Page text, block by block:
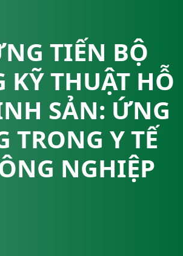
TIẾN BỘ
KỸ THUẬT HỖ
SẢN: ỨNG
TRONG Y TẾ
NGHIỆP